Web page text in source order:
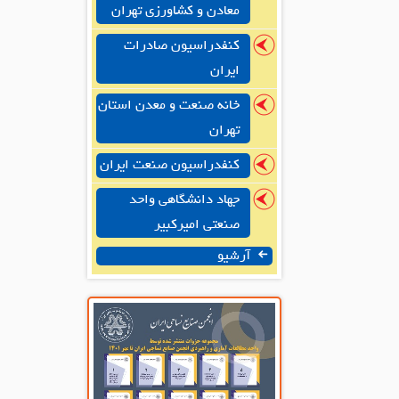
معادن و کشاورزی تهران
کنفدراسیون صادرات
ایران
خانه صنعت و معدن استان
تهران
کنفدراسیون صنعت ایران
جهاد دانشگاهی واحد
صنعتی امیرکبیر
آرشیو